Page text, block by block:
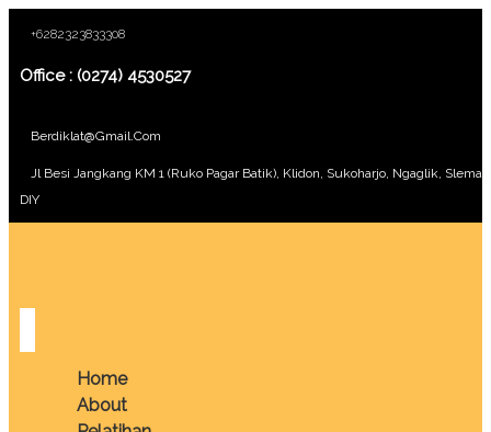
+6282323833308
Office : (0274) 4530527
Berdiklat@gmail.com
Jl Besi Jangkang KM 1 (Ruko Pagar Batik), Klidon, Sukoharjo, Ngaglik,
DIY
Home
About